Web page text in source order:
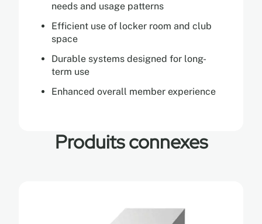
needs and usage patterns
Efficient use of locker room and club
space
Durable systems designed for long-
term use
Enhanced overall member experience
Produits connexes